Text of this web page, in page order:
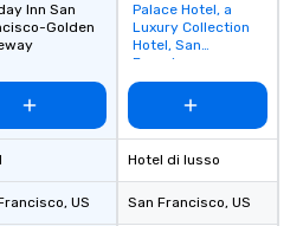
Inn San
Golden
, US
Removed from
favorites
Palace Hotel, a
Luxury Collection
Hotel, San
Francisco
Hotel di lusso
San Francisco, US